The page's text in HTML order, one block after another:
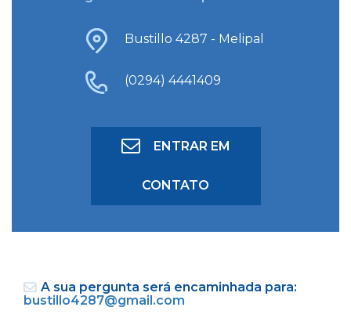
Bustillo 4287 - Melipal
(0294) 4441409
ENTRAR EM
CONTATO
A sua pergunta será encaminhada para:
bustillo4287@gmail.com